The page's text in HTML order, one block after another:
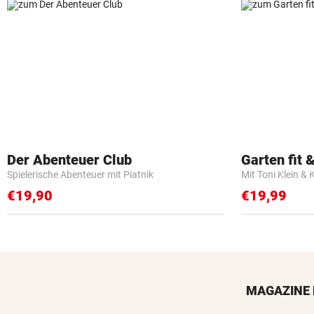
Der Abenteuer Club
Spielerische Abenteuer mit Piatnik
€19,90
Garten fit
Mit Toni Klein &
€19,99
MAGAZINE